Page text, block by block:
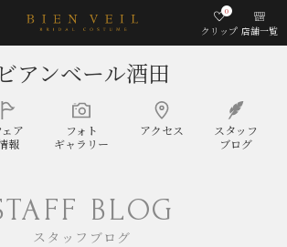
クリップ
0
店舗一覧
ビアンベール酒田
ェア
報
フォト
ギャラリー
アクセス
スタッフ
ブログ
BLOG
スタッフブログ